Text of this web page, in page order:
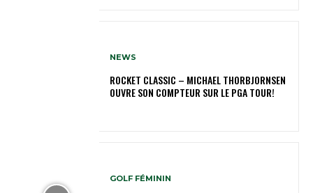
NEWS
ROCKET CLASSIC – MICHAEL THORBJORNSEN
OUVRE SON COMPTEUR SUR LE PGA TOUR!
GOLF FÉMININ